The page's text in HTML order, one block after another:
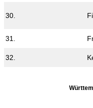
30.
31.
32.